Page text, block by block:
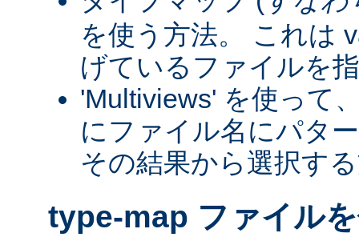
を使う方法。 これは
げているファイルを
'Multiviews' を使って
にファイル名にパタ
その結果から選択す
type-map ファイル